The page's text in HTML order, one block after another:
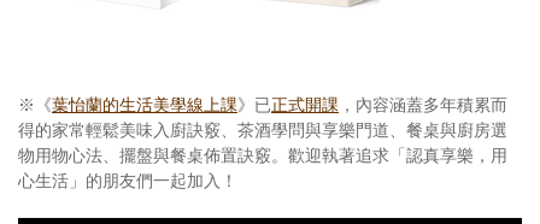
※《葉怡蘭的生活美學線上課》已正式開課 ，內容涵蓋多年積累而
得的家常輕鬆美味入廚訣竅、茶酒學問與享樂門道、餐桌與廚房選
物用物心法、擺盤與餐桌佈置訣竅。歡迎執著追求「認真享樂，用
心生活」的朋友們一起加入！